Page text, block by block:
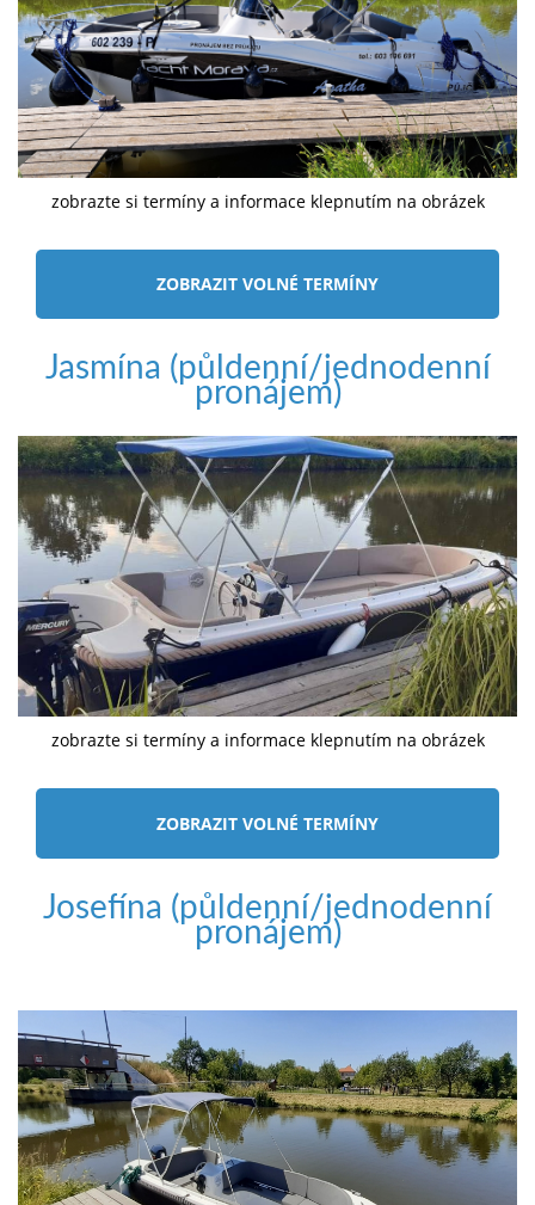
zobrazte si termíny a informace klepnutím na obrázek
ZOBRAZIT VOLNÉ TERMÍNY
Jasmína (půldenní/jednodenní
pronájem)
zobrazte si termíny a informace klepnutím na obrázek
ZOBRAZIT VOLNÉ TERMÍNY
Josefína (půldenní/jednodenní
pronájem)